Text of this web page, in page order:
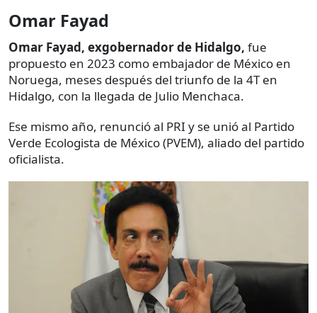
Omar Fayad
Omar Fayad, exgobernador de Hidalgo, fue
propuesto en 2023 como embajador de México en
Noruega, meses después del triunfo de la 4T en
Hidalgo, con la llegada de Julio Menchaca.
Ese mismo año, renunció al PRI y se unió al Partido
Verde Ecologista de México (PVEM), aliado del partido
oficialista.